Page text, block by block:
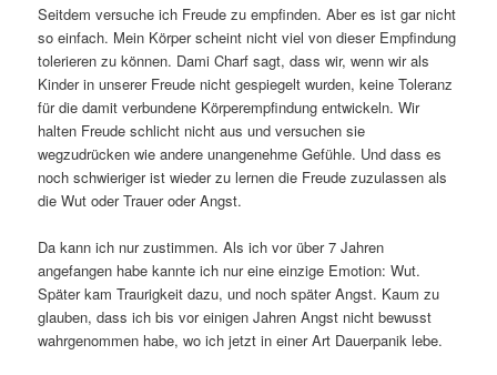
Seitdem versuche ich Freude zu empfinden. Aber es ist gar nicht
so einfach. Mein Körper scheint nicht viel von dieser Empfindung
tolerieren zu können. Dami Charf sagt, dass wir, wenn wir als
Kinder in unserer Freude nicht gespiegelt wurden, keine Toleranz
für die damit verbundene Körperempfindung entwickeln. Wir
halten Freude schlicht nicht aus und versuchen sie
wegzudrücken wie andere unangenehme Gefühle. Und dass es
noch schwieriger ist wieder zu lernen die Freude zuzulassen als
die Wut oder Trauer oder Angst.
Da kann ich nur zustimmen. Als ich vor über 7 Jahren
angefangen habe kannte ich nur eine einzige Emotion: Wut.
Später kam Traurigkeit dazu, und noch später Angst. Kaum zu
glauben, dass ich bis vor einigen Jahren Angst nicht bewusst
wahrgenommen habe, wo ich jetzt in einer Art Dauerpanik lebe.